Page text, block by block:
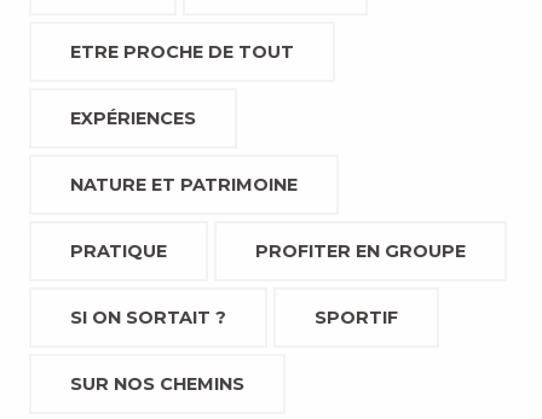
ETRE PROCHE DE TOUT
EXPÉRIENCES
NATURE ET PATRIMOINE
PRATIQUE PROFITER EN GROUPE
SI ON SORTAIT ? SPORTIF
SUR NOS CHEMINS